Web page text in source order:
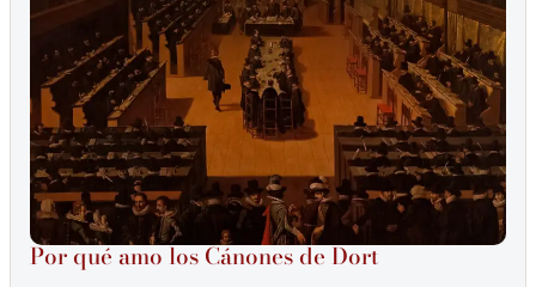
Por qué amo los Cánones de Dort